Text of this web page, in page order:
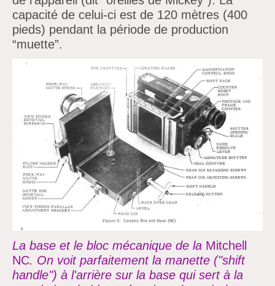
capacité de celui-ci est de 120 mètres (400
pieds) pendant la période de production
“muette”.
La base et le bloc mécanique de la Mitchell
NC. On voit parfaitement la manette ("shift
handle") à l'arrière sur la base qui sert à la